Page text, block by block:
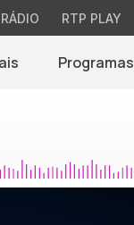
RÁDIO RTP PLAY
Programas